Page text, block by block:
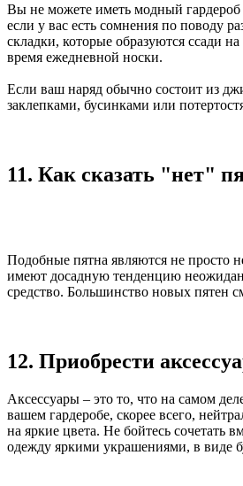
Вы не можете иметь модный
если у вас есть сомнения по поводу
складки, которые образуются ссади
время ежедневной носки.
Если ваш наряд обычно состоит из
заклепками, бусинками или
11. Как сказать "нет"
Подобные пятна являются не просто
имеют досадную тенденцию
средство. Большинство новых пятен
12. Приобрести
Аксессуары – это то, что на самом
вашем гардеробе, скорее всего,
на яркие цвета. Не бойтесь
одежду яркими украшениями, в виде